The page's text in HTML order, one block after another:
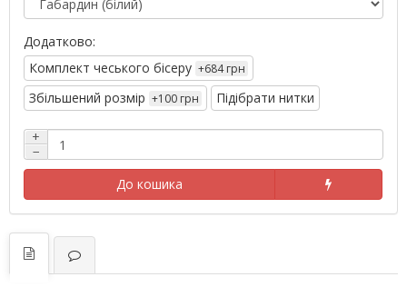
Додатково:
Комплект чеського бісеру +684 грн
Збільшений розмір +100 грн Підібрати нитки
+
−
До кошика